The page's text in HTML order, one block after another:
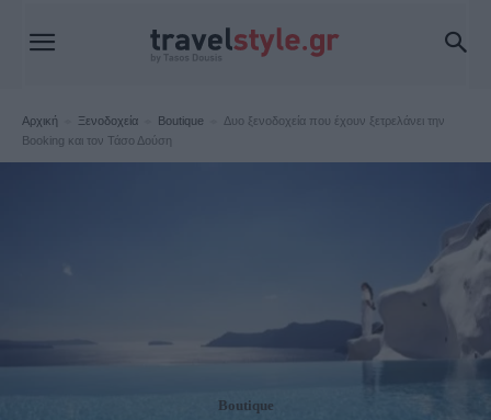
Αρχική Ξενοδοχεία Boutique
Δυο ξενοδοχεία που έχουν ξετρελάνει την
Booking και τον Τάσο Δούση
Boutique